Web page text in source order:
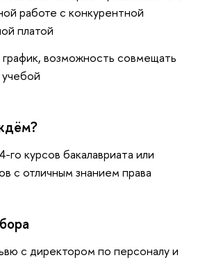
работе с конкурентной
платой
график, возможность совмещать
го курсов бакалавриата или
с отличным знанием права
с директором по персоналу и